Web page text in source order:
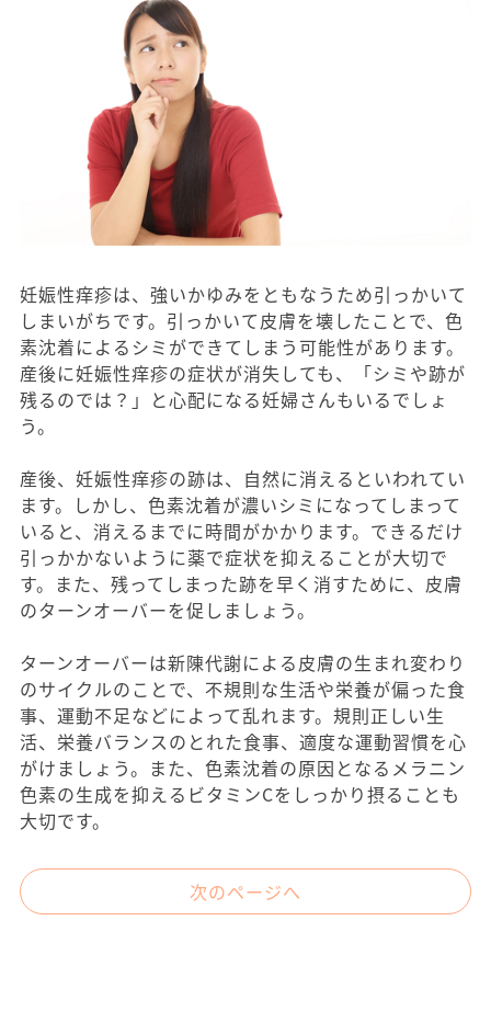
妊娠性痒疹は、強いかゆみをともなうため引っかいて
しまいがちです。引っかいて皮膚を壊したことで、色
素沈着によるシミができてしまう可能性があります。
産後に妊娠性痒疹の症状が消失しても、「シミや跡が
残るのでは？」と心配になる妊婦さんもいるでしょ
う。
産後、妊娠性痒疹の跡は、自然に消えるといわれてい
ます。しかし、色素沈着が濃いシミになってしまって
いると、消えるまでに時間がかかります。できるだけ
引っかかないように薬で症状を抑えることが大切で
す。また、残ってしまった跡を早く消すために、皮膚
のターンオーバーを促しましょう。
ターンオーバーは新陳代謝による皮膚の生まれ変わり
のサイクルのことで、不規則な生活や栄養が偏った食
事、運動不足などによって乱れます。規則正しい生
活、栄養バランスのとれた食事、適度な運動習慣を心
がけましょう。また、色素沈着の原因となるメラニン
色素の生成を抑えるビタミンCをしっかり摂ることも
大切です。
次のページへ